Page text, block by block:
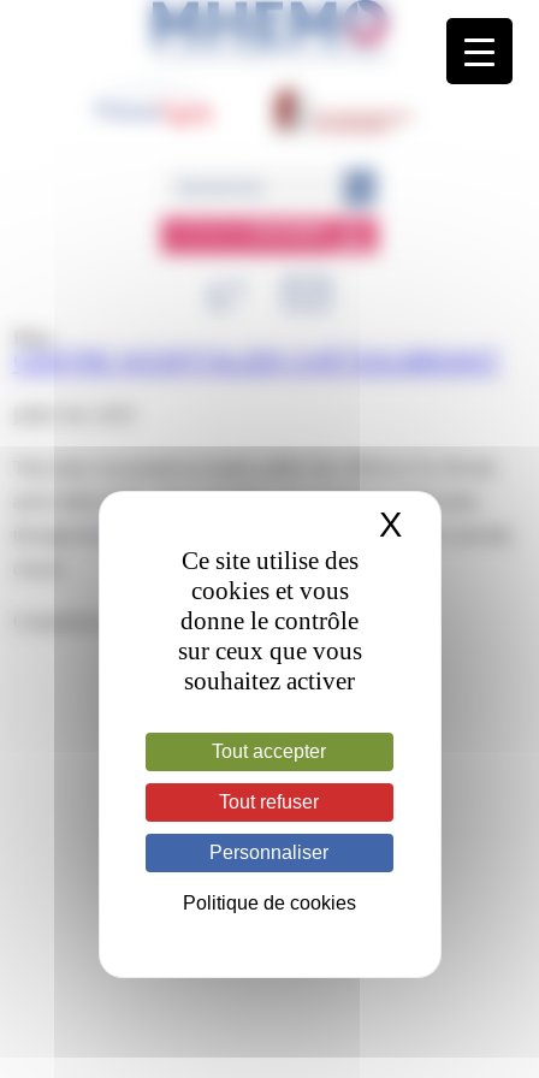
ESPACEMEMBRE
CENTRE HOSPITALIER CHÂTEAUBRIANT
and is filed under . You can follow any responses to this entry
feed. Both comments and pings are currently
Comments are closed.
Panneau de gestion des cookies
Ce site utilise des
cookies et vous
donne le contrôle
sur ceux que vous
souhaitez activer
Tout accepter
Tout refuser
Personnaliser
Politique de cookies
X